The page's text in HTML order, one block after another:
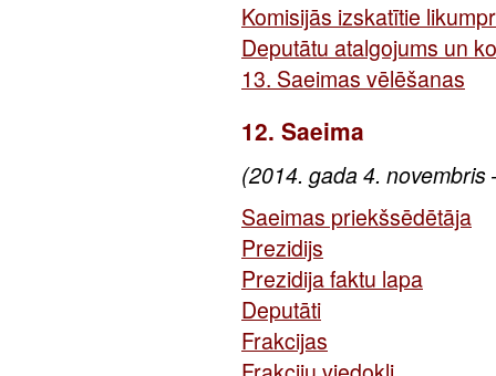
Komisijās izskatītie
Deputātu atalgojums un
13. Saeimas vēlēšanas
12. Saeima
(2014. gada 4.
Saeimas priekšsēdētāja
Prezidijs
Prezidija faktu lapa
Deputāti
Frakcijas